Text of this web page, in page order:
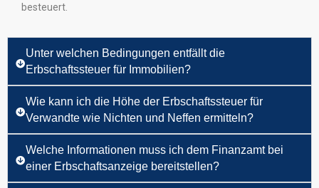
besteuert.
Unter welchen Bedingungen entfällt die
Erbschaftssteuer für Immobilien?
Wie kann ich die Höhe der Erbschaftssteuer für
Verwandte wie Nichten und Neffen ermitteln?
Welche Informationen muss ich dem Finanzamt bei
einer Erbschaftsanzeige bereitstellen?